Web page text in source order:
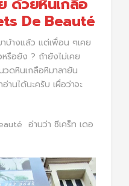
De Beauté
บ้างแล้ว แต่เพื่อน ๆเคย
รือยัง ? ถ้ายังไม่เคย
ดหินเกลือหิมาลายัน
านได้นะครับ เผื่อว่าจะ
อ่านว่า ซีเคร็ท เดอ